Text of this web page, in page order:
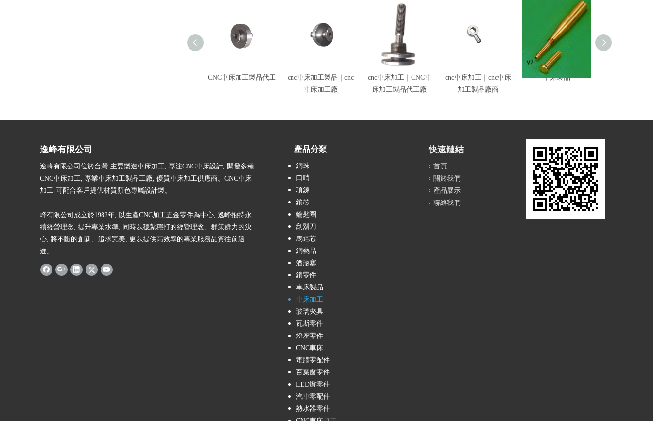
CNC車床加工製品代工
cnc車床加工製品｜cnc
車床加工廠
cnc車床加工｜CNC車
床加工製品代工廠
cnc車床加工｜cnc車床
加工製品廠商
車床製品
逸峰有限公司
逸峰有限公司位於台灣-主要製造車床加工, 專注CNC車床設計, 開發多種
CNC車床加工, 專業車床加工製品工廠, 優質車床加工供應商。CNC車床
加工-可配合客戶提供材質顏色專屬設計製。
峰有限公司成立於1982年, 以生產CNC加工五金零件為中心, 逸峰抱持永
續經營理念, 提升專業水準, 同時以穩紮穩打的經營理念、群策群力的決
心, 將不斷的創新、追求完美, 更以提供高效率的專業服務品質往前邁
進。
產品分類
銅珠
口哨
項鍊
鎖芯
鑰匙圈
刮鬍刀
馬達芯
銅藝品
酒瓶塞
鎖零件
車床製品
車床加工
玻璃夾具
瓦斯零件
燈座零件
CNC車床
電腦零配件
百葉窗零件
LED燈零件
汽車零配件
熱水器零件
快速鏈結
首頁
關於我們
產品展示
聯絡我們